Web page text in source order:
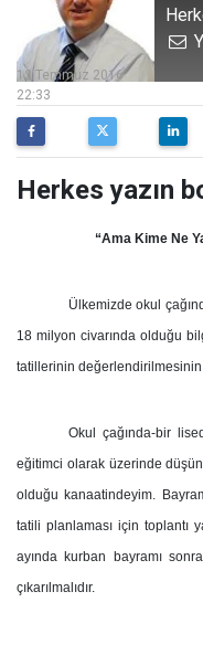
22:33
12 Temmuz 2016
Herkes yazın
“Ama Kime Ne
Ülkemizde okul
18 milyon civarında olduğu
tatillerinin
Okul çağında-bir
eğitimci olarak üzerinde
olduğu kanaatindeyim.
tatili planlaması için toplantı
ayında kurban bayramı
çıkarılmalıdır.